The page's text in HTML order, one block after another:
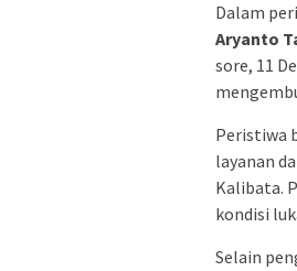
Dalam
Aryanto
sore, 11
Peristiwa
layanan
Kalibata.
kondisi
Selain